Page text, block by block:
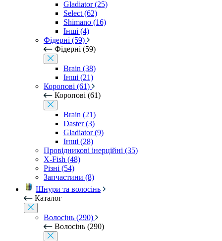
Gladiator (25)
Select (62)
Shimano (16)
Інші (4)
Фідерні (59)
Фідерні (59)
Brain (38)
Інші (21)
Коропові (61)
Коропові (61)
Brain (21)
Daster (3)
Gladiator (9)
Інші (28)
Провідникові інерційні (35)
X-Fish (48)
Різні (54)
Запчастини (8)
Шнури та волосінь
Каталог
Волосінь (290)
Волосінь (290)